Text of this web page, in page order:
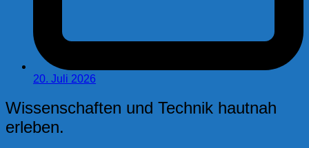
20. Juli 2026
Wissenschaften und Technik hautnah
erleben.